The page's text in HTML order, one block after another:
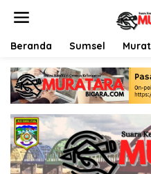
Beranda Sumsel